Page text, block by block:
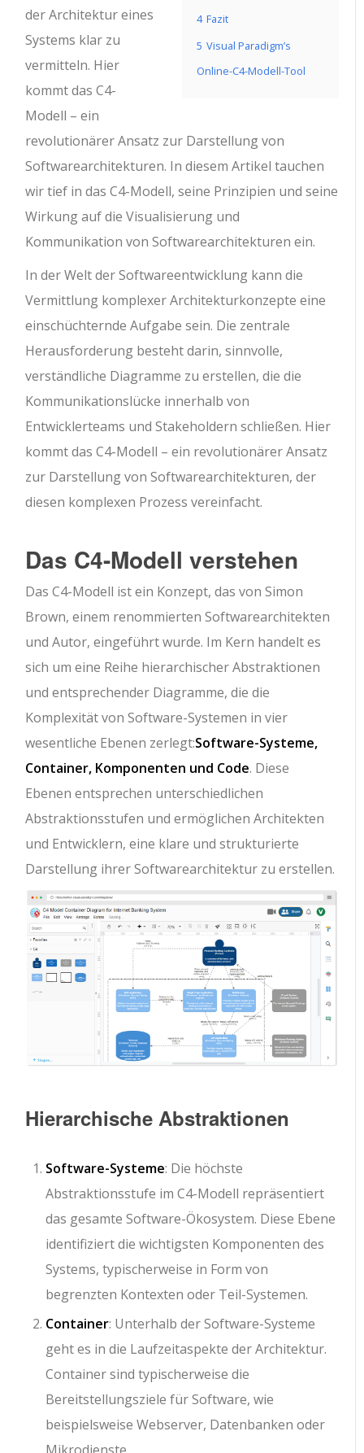
4 Fazit
5 Visual Paradigm’s
Online-C4-Modell-Tool
der Architektur eines
Systems klar zu
vermitteln. Hier
kommt das C4-
Modell – ein
revolutionärer Ansatz zur Darstellung von
Softwarearchitekturen. In diesem Artikel tauchen
wir tief in das C4-Modell, seine Prinzipien und seine
Wirkung auf die Visualisierung und
Kommunikation von Softwarearchitekturen ein.
In der Welt der Softwareentwicklung kann die
Vermittlung komplexer Architekturkonzepte eine
einschüchternde Aufgabe sein. Die zentrale
Herausforderung besteht darin, sinnvolle,
verständliche Diagramme zu erstellen, die die
Kommunikationslücke innerhalb von
Entwicklerteams und Stakeholdern schließen. Hier
kommt das C4-Modell – ein revolutionärer Ansatz
zur Darstellung von Softwarearchitekturen, der
diesen komplexen Prozess vereinfacht.
Das C4-Modell verstehen
Das C4-Modell ist ein Konzept, das von Simon
Brown, einem renommierten Softwarearchitekten
und Autor, eingeführt wurde. Im Kern handelt es
sich um eine Reihe hierarchischer Abstraktionen
und entsprechender Diagramme, die die
Komplexität von Software-Systemen in vier
wesentliche Ebenen zerlegt:Software-Systeme,
Container, Komponenten und Code. Diese
Ebenen entsprechen unterschiedlichen
Abstraktionsstufen und ermöglichen Architekten
und Entwicklern, eine klare und strukturierte
Darstellung ihrer Softwarearchitektur zu erstellen.
Hierarchische Abstraktionen
Software-Systeme: Die höchste
Abstraktionsstufe im C4-Modell repräsentiert
das gesamte Software-Ökosystem. Diese Ebene
identifiziert die wichtigsten Komponenten des
Systems, typischerweise in Form von
begrenzten Kontexten oder Teil-Systemen.
Container: Unterhalb der Software-Systeme
geht es in die Laufzeitaspekte der Architektur.
Container sind typischerweise die
Bereitstellungsziele für Software, wie
beispielsweise Webserver, Datenbanken oder